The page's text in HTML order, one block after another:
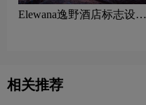
Elewana逸野酒店标志设计
相关推荐